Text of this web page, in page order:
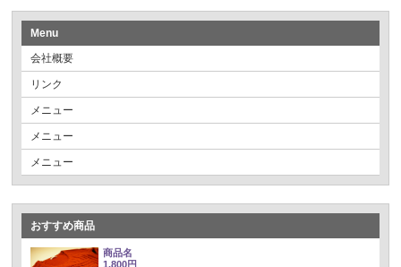
Menu
会社概要
リンク
メニュー
メニュー
メニュー
おすすめ商品
商品名
1,800円